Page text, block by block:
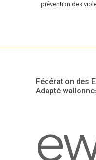
prévention des
Fédération des
Adapté